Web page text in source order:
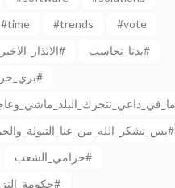
#time #trends
#vote
الانذار_الاخير#
بدنا_نحاسب#
بري_حريري_جنبلاط#
بس_نشكر_الله_من_عنا_التبولة_والحمص_بطحينة#
حرامي_الشعب#
حكومة_التزوير_والفساد#